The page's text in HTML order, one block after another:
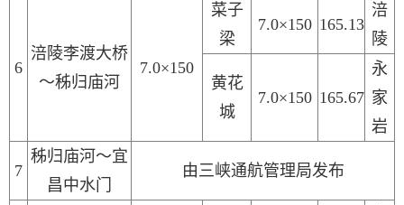
6
涪陵李渡大桥
～秭归庙河
7.0×150
菜子
梁
7.0×150 165.13
涪
陵
黄花
城
7.0×150 165.67
永
家
岩
7
秭归庙河～宜
昌中水门
由三峡通航管理局发布